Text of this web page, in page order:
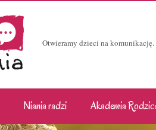
Otwieramy dzieci na
Niania radzi Akademia